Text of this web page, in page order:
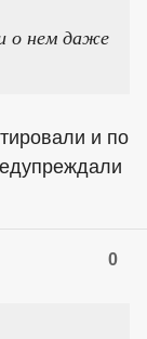
о нем даже
и по
0